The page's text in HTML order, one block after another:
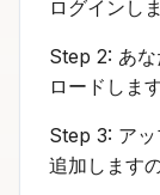
ログインしま
Step 2: あ
ロードします
Step 3: ア
追加します